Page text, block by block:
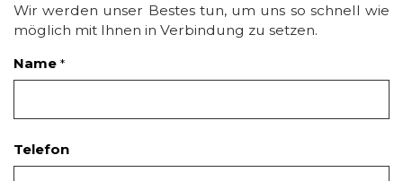
Wir werden unser Bestes tun, um uns so schnell wie
möglich mit Ihnen in Verbindung zu setzen.
Name *
Telefon